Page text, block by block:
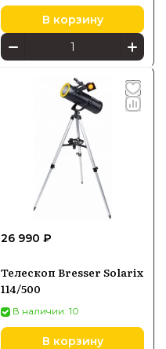
В корзину
26 990 ₽
Телескоп Bresser Solarix
114/500
В наличии: 10
В корзину